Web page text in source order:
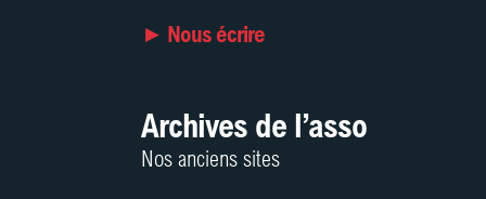
► Nous écrire
Archives de l’asso
Nos anciens sites